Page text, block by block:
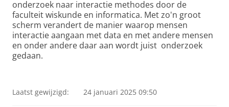
onderzoek naar interactie methodes door de
faculteit wiskunde en informatica. Met zo'n groot
scherm verandert de manier waarop mensen
interactie aangaan met data en met andere mensen
en onder andere daar aan wordt juist onderzoek
gedaan.
Laatst gewijzigd: 24 januari 2025 09:50